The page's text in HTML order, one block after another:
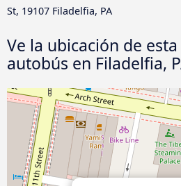
St, 19107 Filadelfia, PA
Ve la ubicación de
autobús en Filadelfia,